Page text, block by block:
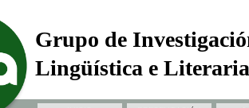
Grupo de
Lingüística e